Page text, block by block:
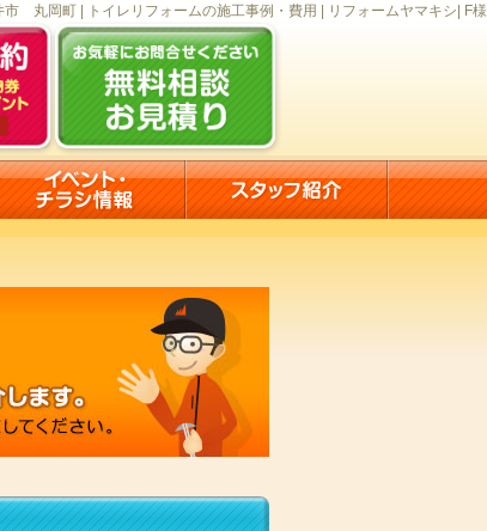
市 丸岡町 | トイレリフォームの施工事例・費用 | リフォームヤマキシ| F様